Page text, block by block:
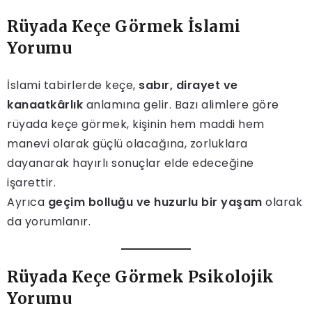
Rüyada Keçe Görmek İslami
Yorumu
İslami tabirlerde keçe, sabır, dirayet ve
kanaatkârlık anlamına gelir. Bazı alimlere göre
rüyada keçe görmek, kişinin hem maddi hem
manevi olarak güçlü olacağına, zorluklara
dayanarak hayırlı sonuçlar elde edeceğine
işarettir.
Ayrıca geçim bolluğu ve huzurlu bir yaşam olarak
da yorumlanır.
Rüyada Keçe Görmek Psikolojik
Yorumu